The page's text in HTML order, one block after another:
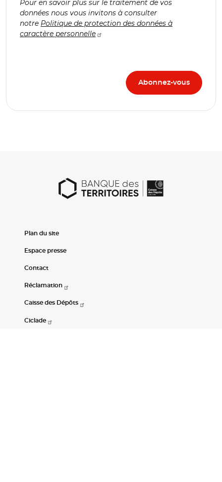
Pour en savoir plus sur le traitement de vos
données nous vous invitons à consulter
notre Politique de protection des données à
caractère personnelle
Plan du site
Espace presse
Contact
Réclamation
Caisse des Dépôts
Ciclade